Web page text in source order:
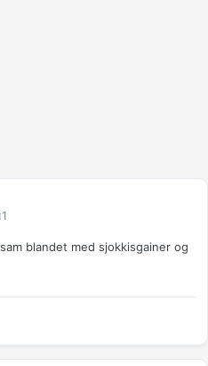
blandet med sjokkisgainer og